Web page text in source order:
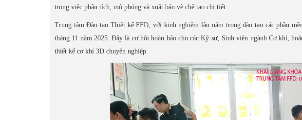
trong việc phân tích, mô phỏng và xuất bản vẽ chế tạo chi tiết.
Trung tâm Đào tạo Thiết kế FFD, với kinh nghiệm lâu năm trong đào tạo các phần
tháng 11 năm 2025. Đây là cơ hội hoàn hảo cho các Kỹ sư, Sinh viên ngành Cơ khí,
thiết kế cơ khí 3D chuyên nghiệp.